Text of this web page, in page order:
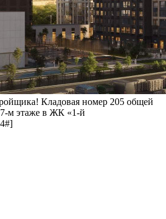
Кладовая номер 205 общей
м этаже в ЖК «1-й